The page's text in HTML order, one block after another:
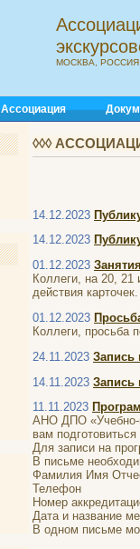
МОСКВА, РОССИЯ
Ассоциация
◊◊◊
14.12.2023
14.12.2023
01.12.2023
Коллеги, на 20, 21
действия
01.12.2023
Коллеги, просьба
24.11.2023 Запись
14.11.2023 Запись
11.11.2023
АНО ДПО «Учебно-
вам
Для записи на
В письме
Фамилия Имя
Телефон
Номер
Дата и название
В одном письме